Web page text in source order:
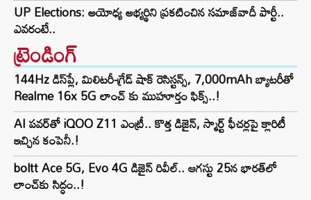
UP Elections: అయోధ్య అభ్యర్థిని ప్రకటించిన సమాజ్‌వాదీ పార్టీ..
ఎవరంటే..
ట్రెండింగ్‌
144Hz డిస్‌ప్లే, మిలిటరీ-గ్రేడ్ షాక్ రెసిస్టన్స్, 7,000mAh బ్యాటరీతో
Realme 16x 5G లాంచ్ కు ముహూర్తం ఫిక్స్..!
AI పవర్‌తో iQOO Z11 ఎంట్రీ.. కొత్త డిజైన్, స్మార్ట్ ఫీచర్లపై క్లారిటీ
ఇచ్చిన కంపెనీ.!
boltt Ace 5G, Evo 4G డిజైన్ రివీల్.. ఆగస్టు 25న భారత్‌లో
లాంచ్‌కు సిద్ధం..!